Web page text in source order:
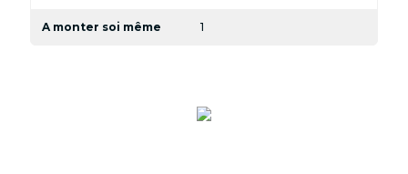
A monter soi même 1